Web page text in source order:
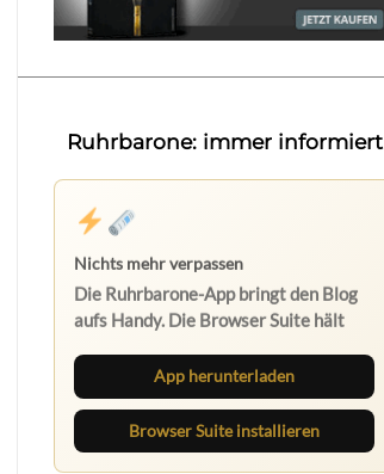
Ruhrbarone: immer informiert
Nichts mehr verpassen
Die Ruhrbarone-App bringt den Blog
aufs Handy. Die Browser Suite hält
App herunterladen
Browser Suite installieren